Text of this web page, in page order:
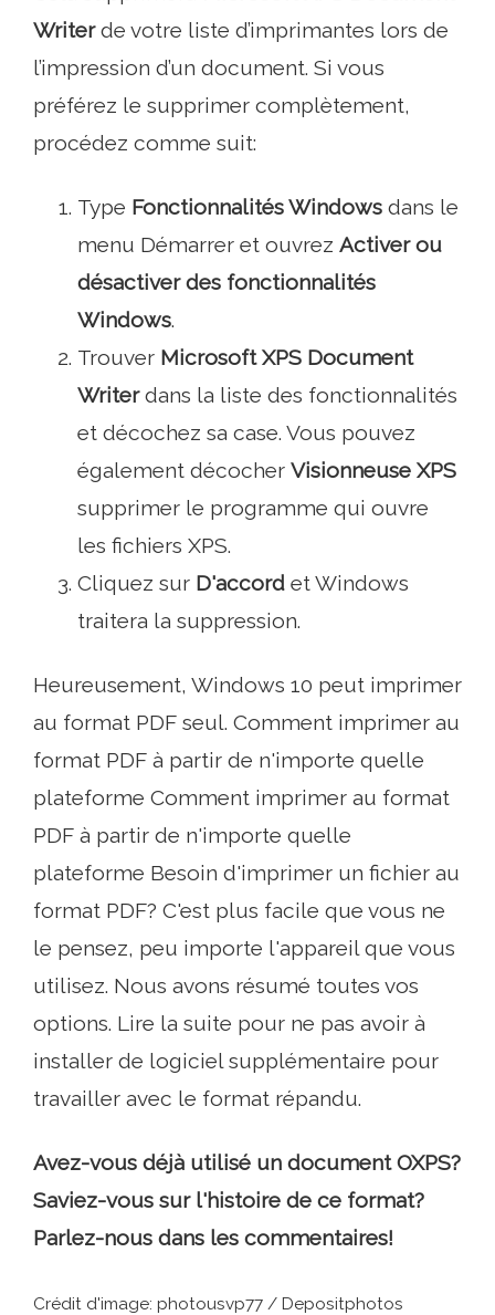
Writerde votre liste d’imprimantes lors de
l’impression d’un document. Si vous
préférez le supprimer complètement,
procédez comme suit:
Type Fonctionnalités Windows dans le
menu Démarrer et ouvrez Activer ou
désactiver des fonctionnalités
Windows.
Trouver Microsoft XPS Document
Writerdans la liste des fonctionnalités
et décochez sa case. Vous pouvez
également décocher Visionneuse XPS
supprimer le programme qui ouvre
les fichiers XPS.
Cliquez sur D'accord et Windows
traitera la suppression.
Heureusement, Windows 10 peut imprimer
au format PDF seul. Comment imprimer au
format PDF à partir de n'importe quelle
plateforme Comment imprimer au format
PDF à partir de n'importe quelle
plateforme Besoin d'imprimer un fichier au
format PDF? C'est plus facile que vous ne
le pensez, peu importe l'appareil que vous
utilisez. Nous avons résumé toutes vos
options. Lire la suite pour ne pas avoir à
installer de logiciel supplémentaire pour
travailler avec le format répandu.
Avez-vous déjà utilisé un document OXPS?
Saviez-vous sur l'histoire de ce format?
Parlez-nous dans les commentaires!
Crédit d'image: photousvp77 / Depositphotos